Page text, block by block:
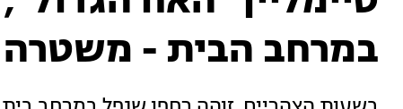
במרחב הבית - משטרה